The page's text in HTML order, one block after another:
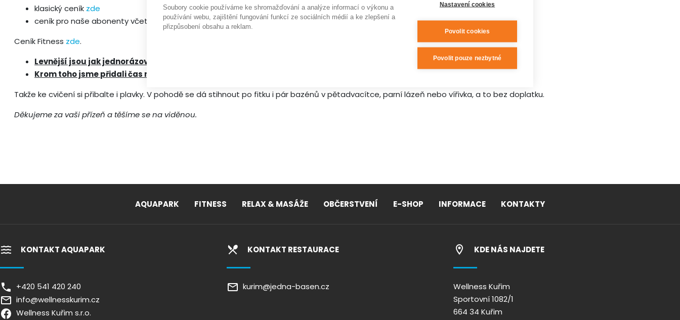
klasický ceník zde
ceník pro naše abonenty včetně výhodného ranního a večerního plavánízde
Ceník Fitness zde.
Levnější jsou jak jednorázové vstupy, kolektivní cvičení, tak i všechny permanentky a vstupy pro abonenty.
Krom toho jsme přidali čas na šatnu (respektive i bazén) +15 minut na celkových 45 minut.
Takže ke cvičení si přibalte i plavky. V pohodě se dá stihnout po fitku i pár bazénů v pětadvacítce, parní lázeň nebo vířivka, a to bez doplatku.
Děkujeme za vaši přízeň a těšíme se na viděnou.
AQUAPARK FITNESS RELAX & MASÁŽE OBČERSTVENÍ E-SHOP INFORMACE KONTAKTY
KONTAKT AQUAPARK
+420 541 420 240
info@wellnesskurim.cz
Wellness Kuřim s.r.o.
KONTAKT RESTAURACE
kurim@jedna-basen.cz
KDE NÁS NAJDETE
Wellness Kuřim
Sportovní 1082/1
664 34 Kuřim
Soubory cookie používáme ke shromažďování a analýze informací o výkonu a
používání webu, zajištění fungování funkcí ze sociálních médií a ke zlepšení a
přizpůsobení obsahu a reklam.
Nastavení cookies
Povolit cookies
Povolit pouze nezbytné